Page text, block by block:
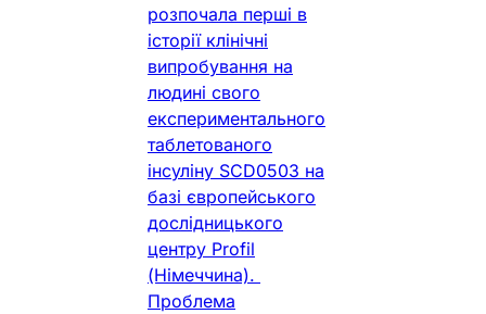
розпочала перші в
історії клінічні
випробування на
людині свого
експериментального
таблетованого
інсуліну SCD0503 на
базі європейського
дослідницького
центру Profil
(Німеччина).
Проблема